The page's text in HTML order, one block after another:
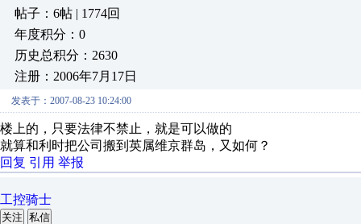
帖子：6帖 | 1774回
年度积分：0
历史总积分：2630
注册：2006年7月17日
发表于：2007-08-23 10:24:00
楼上的，只要法律不禁止，就是可以做的
就算和利时把公司搬到英属维京群岛，又如何？
回复 引用 举报
工控骑士
关注 私信